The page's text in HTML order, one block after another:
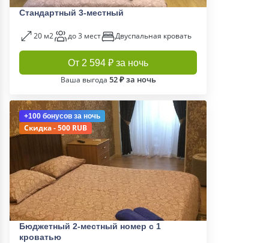
Стандартный 3-местный
20 м2 до 3 мест Двуспальная кровать
От 2 594 ₽ за ночь
Ваша выгода 52 ₽ за ночь
+100 бонусов за ночь
Скидка - 500 RUB
Бюджетный 2-местный номер с 1
кроватью